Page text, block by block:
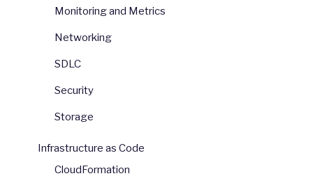
Monitoring and Metrics
Networking
SDLC
Security
Storage
Infrastructure as Code
CloudFormation